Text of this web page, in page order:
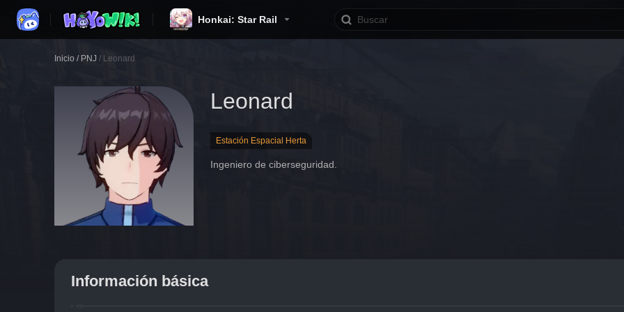
Honkai: Star Rail
Inicio / PNJ / Leonard
Leonard
Estación Espacial Herta
Ingeniero de ciberseguridad.
Información básica